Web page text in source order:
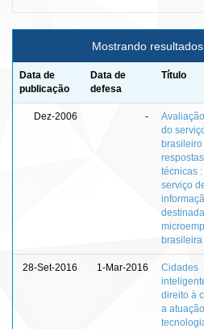
Mostrando
Data de
publicação
Data de
defesa
Título
Dez-2006 -
do
brasileiro
respostas
técnicas
serviço
brasileira
28-Set-2016 1-Mar-2016
Cidades
direito à
a